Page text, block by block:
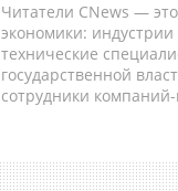
Читатели CNews —
экономики:
технические
государственной
сотрудники